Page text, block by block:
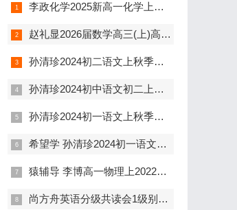
李政化学2025新高一化学上暑秋联报班(28届)
赵礼显2026届数学高三(上)高考一轮复习班
孙清珍2024初二语文上秋季拔高A+班(全国版 含讲义)
孙清珍2024初中语文初二上暑假A+班(18讲 含讲义)
孙清珍2024初一语文上秋季拔高班(全国 含讲义)
希望学 孙清珍2024初一语文上暑假班全国版(含讲义)
猿辅导 李博高一物理上2022暑秋联报班
尚方舟英语分级共读会1级别录播课(曹文)